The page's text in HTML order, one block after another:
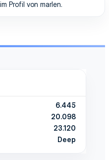
Profil von marlen.
6.445
20.098
23.120
Deep